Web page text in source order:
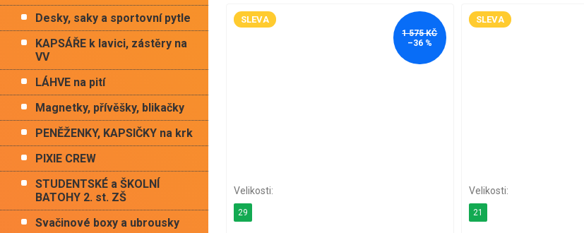
Desky, saky a sportovní pytle
KAPSÁŘE k lavici, zástěry na
VV
LÁHVE na pití
Magnetky, přívěšky, blikačky
PENĚŽENKY, KAPSIČKY na krk
PIXIE CREW
STUDENTSKÉ a ŠKOLNÍ
BATOHY 2. st. ZŠ
Svačinové boxy a ubrousky
SLEVA
1 575 KČ
–36 %
29
SLEVA
21